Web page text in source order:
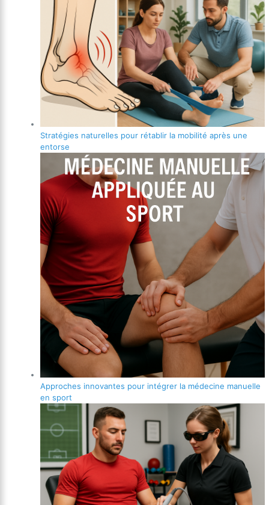
Stratégies naturelles pour rétablir la mobilité après une
entorse
Approches innovantes pour intégrer la médecine manuelle
en sport